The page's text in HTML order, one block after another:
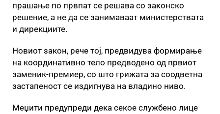
прашање по првпат се решава со законско
решение, а не да се занимаваат министерствата
и дирекциите.
Новиот закон, рече тој, предвидува формирање
на координативно тело предводено од првиот
заменик-премиер, со што грижата за соодветна
застапеност се издигнува на владино ниво.
Меџити предупреди дека секое службено лице